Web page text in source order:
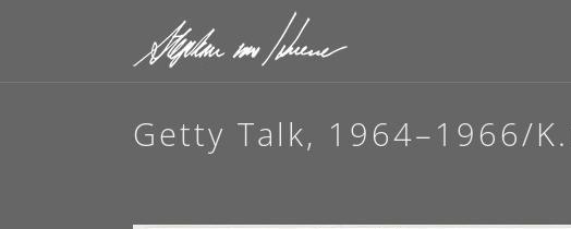
Getty Talk, 1964–1966/